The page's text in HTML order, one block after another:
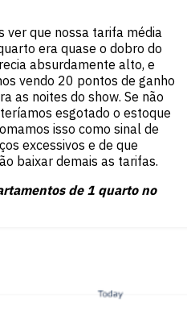
ver que nossa tarifa média
era quase o dobro do
absurdamente alto, e
vendo 20 pontos de ganho
as noites do show. Se não
esgotado o estoque
isso como sinal de
excessivos e de que
baixar demais as tarifas.
de 1 quarto no